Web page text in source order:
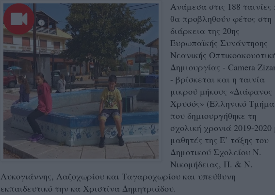
Ανάμεσα στις 188 ταινίες
θα προβληθούν φέτος στη
διάρκεια της 20ης
Ευρωπαϊκής Συνάντησης
Νεανικής
Δημιουργίας - Camera
- βρίσκεται και η ταινία
μικρού μήκους «Διάφανος
Χρυσός» (Ελληνικό
που δημιουργήθηκε τη
σχολική χρονιά 2019-2020
μαθητές της Ε’ τάξης του
Δημοτικού Σχολείου Ν.
Νικομήδειας, Π. & Ν.
Λυκογιάννης, Λαζοχωρίου και Ταγαροχωρίου και υπεύθυνη
εκπαιδευτικό την κα Χριστίνα Δημητριάδου.